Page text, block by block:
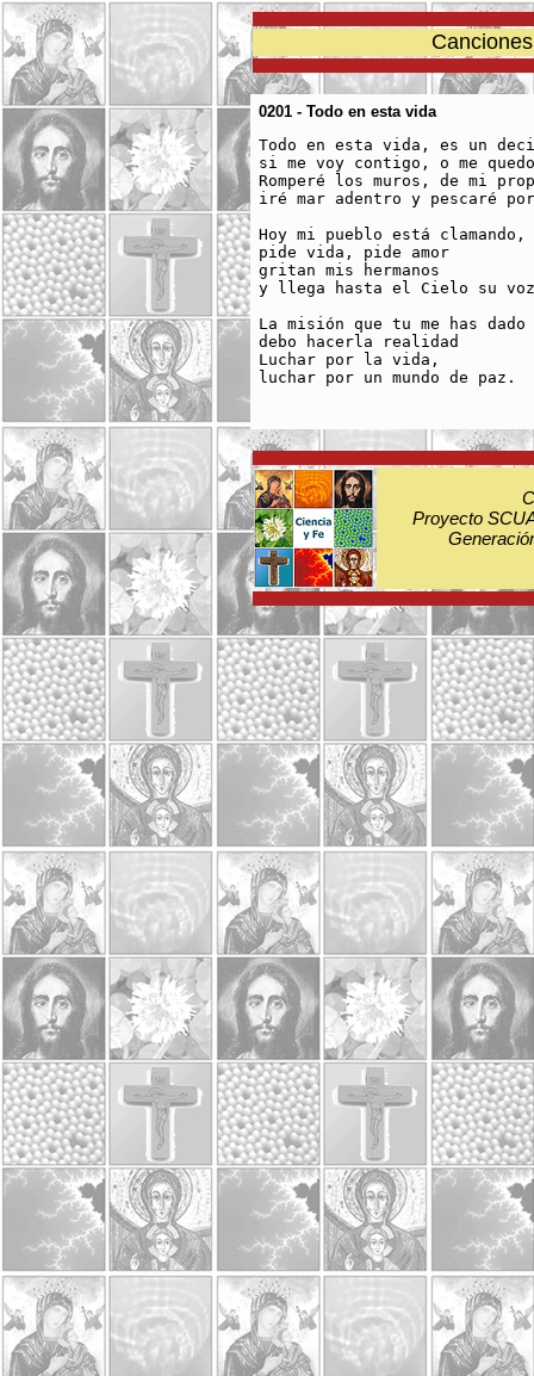
0201 - Todo en esta vida
Todo en esta vida, es un
si me voy contigo, o me
Romperé los muros, de mi
iré mar adentro y pescaré
Hoy mi pueblo está clamando,
pide vida, pide amor
gritan mis hermanos
y llega hasta el Cielo su
La misión que tu me has dado
debo hacerla realidad
Luchar por la vida,
luchar por un mundo de paz.
Proyecto